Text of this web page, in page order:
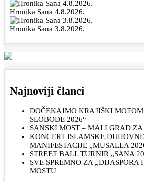
Hronika Sana 4.8.2026.
Hronika Sana 3.8.2026.
Najnoviji članci
DOČEKAJMO KRAJIŠKI
SLOBODE 2026“
SANSKI MOST – MALI GRAD
KONCERT ISLAMSKE
MANIFESTACIJE „MUSALLA
STREET BALL TURNIR „SANA
SVE SPREMNO ZA „DIJASPORA
MOSTU